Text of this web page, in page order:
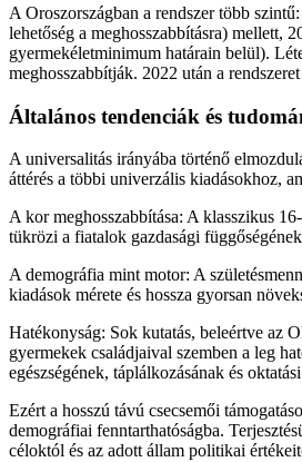
A Oroszországban a rendszer több
lehetőség a meghosszabbításra) mellett,
gyermekéletminimum határain belül).
meghosszabbítják. 2022 után a
Általános tendenciák és
A universalitás irányába történő
áttérés a többi univerzális kiadásokhoz,
A kor meghosszabbítása: A klasszikus
tükrözi a fiatalok gazdasági
A demográfia mint motor: A
kiadások mérete és hossza gyorsan
Hatékonyság: Sok kutatás, beleértve az
gyermekek családjaival szemben a leg
egészségének, táplálkozásának és
Ezért a hosszú távú csecsemői
demográfiai fenntarthatóságba.
céloktól és az adott állam politikai